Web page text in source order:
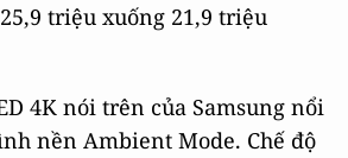
triệu xuống 21,9 triệu
4K nói trên của Samsung nổi
nền Ambient Mode. Chế độ